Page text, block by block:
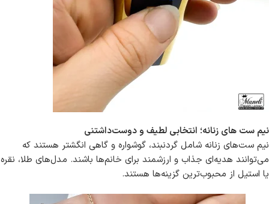
نیم ست های زنانه؛ انتخابی لطیف و دوست‌داشتنی
نیم ست‌های زنانه شامل گردنبند، گوشواره و گاهی انگشتر هستند که
می‌توانند هدیه‌ای جذاب و ارزشمند برای خانم‌ها باشند. مدل‌های طلا، نقره
یا استیل از محبوب‌ترین گزینه‌ها هستند.